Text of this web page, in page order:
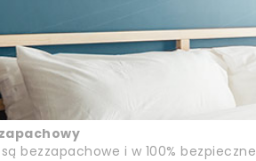
są bezzapachowe i w 100%